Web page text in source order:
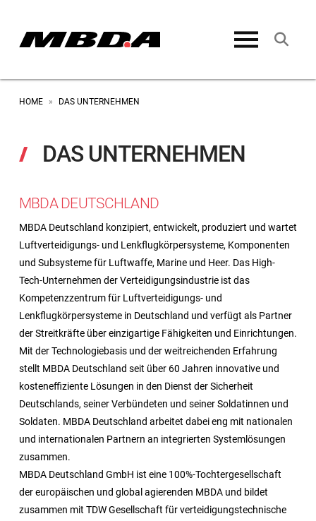
HOME » DAS UNTERNEHMEN
DAS UNTERNEHMEN
MBDA DEUTSCHLAND
MBDA Deutschland konzipiert, entwickelt, produziert und wartet
Luftverteidigungs- und Lenkflugkörpersysteme, Komponenten
und Subsysteme für Luftwaffe, Marine und Heer. Das High-
Tech-Unternehmen der Verteidigungsindustrie ist das
Kompetenzzentrum für Luftverteidigungs- und
Lenkflugkörpersysteme in Deutschland und verfügt als Partner
der Streitkräfte über einzigartige Fähigkeiten und Einrichtungen.
Mit der Technologiebasis und der weitreichenden Erfahrung
stellt MBDA Deutschland seit über 60 Jahren innovative und
kosteneffiziente Lösungen in den Dienst der Sicherheit
Deutschlands, seiner Verbündeten und seiner Soldatinnen und
Soldaten. MBDA Deutschland arbeitet dabei eng mit nationalen
und internationalen Partnern an integrierten Systemlösungen
zusammen.
MBDA Deutschland GmbH ist eine 100%-Tochtergesellschaft
der europäischen und global agierenden MBDA und bildet
zusammen mit TDW Gesellschaft für verteidigungstechnische